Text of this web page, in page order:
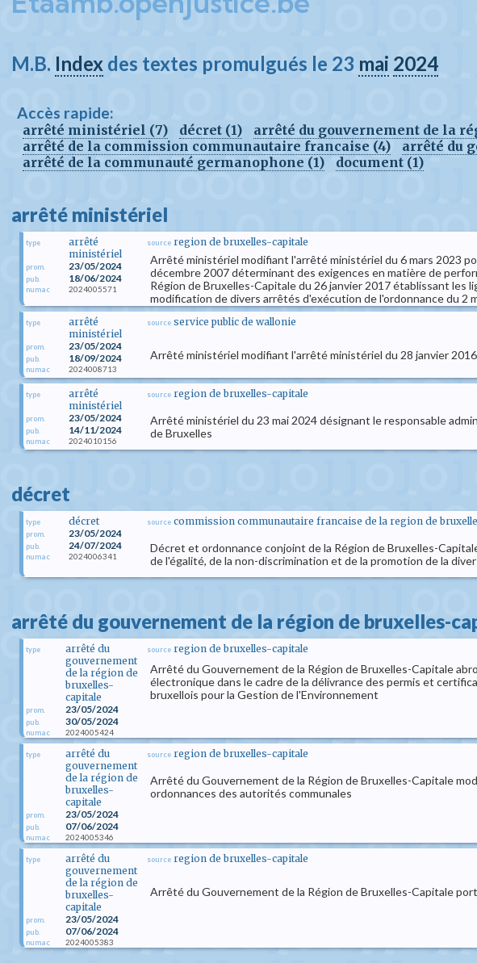
M.B. Index des textes promulgués le 23 mai 2024
Accès rapide:
arrêté ministériel (7) décret (1) arrêté du gouvernement de la
arrêté de la commission communautaire francaise (4)
arrêté du
arrêté de la communauté germanophone (1)
document (1)
arrêté ministériel
type
arrêté
ministériel
prom. 23/05/2024
pub. 18/06/2024
numac 2024005571
source region de bruxelles-capitale
Arrêté ministériel modifiant l'arrêté ministériel du 6 mars 2023
décembre 2007 déterminant des exigences en matière de
Région de Bruxelles-Capitale du 26 janvier 2017 établissant
modification de divers arrêtés d'exécution de l'ordonnance du 2
type
arrêté
ministériel
prom. 23/05/2024
pub. 18/09/2024
numac 2024008713
source service public de wallonie
Arrêté ministériel modifiant l'arrêté ministériel du 28 janvier
type
arrêté
ministériel
prom. 23/05/2024
pub. 14/11/2024
numac 2024010156
source region de bruxelles-capitale
Arrêté ministériel du 23 mai 2024 désignant le responsable
de Bruxelles
décret
type décret
prom. 23/05/2024
pub. 24/07/2024
numac 2024006341
source commission communautaire francaise de la region de
Décret et ordonnance conjoint de la Région de Bruxelles-
de l'égalité, de la non-discrimination et de la promotion de la
arrêté du gouvernement de la région de bruxelles-
type
arrêté du
gouvernement
de la région de
bruxelles-
capitale
prom. 23/05/2024
pub. 30/05/2024
numac 2024005424
source region de bruxelles-capitale
Arrêté du Gouvernement de la Région de Bruxelles-Capitale
électronique dans le cadre de la délivrance des permis et
bruxellois pour la Gestion de l'Environnement
type
arrêté du
gouvernement
de la région de
bruxelles-
capitale
prom. 23/05/2024
pub. 07/06/2024
numac 2024005346
source region de bruxelles-capitale
Arrêté du Gouvernement de la Région de Bruxelles-Capitale
ordonnances des autorités communales
type
arrêté du
gouvernement
de la région de
bruxelles-
capitale
prom. 23/05/2024
pub. 07/06/2024
numac 2024005383
source region de bruxelles-capitale
Arrêté du Gouvernement de la Région de Bruxelles-Capitale